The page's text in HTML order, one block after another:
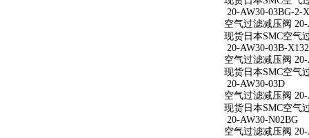
20-AW30-03BG-2-
空气过滤减压阀
现货日本SMC空气
20-AW30-03B-X132
空气过滤减压阀
现货日本SMC空气
20-AW30-03D
空气过滤减压阀
现货日本SMC空气
20-AW30-N02BG
空气过滤减压阀